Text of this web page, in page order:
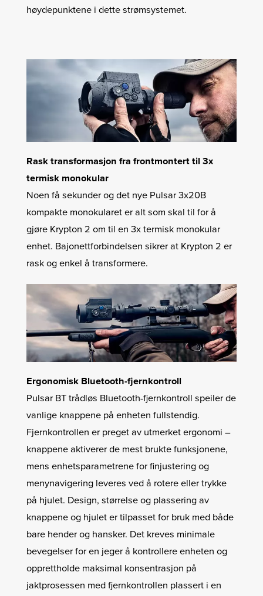
høydepunktene i dette strømsystemet.
Rask transformasjon fra frontmontert til 3x
termisk monokular
Noen få sekunder og det nye Pulsar 3x20B
kompakte monokularet er alt som skal til for å
gjøre Krypton 2 om til en 3x termisk monokular
enhet. Bajonettforbindelsen sikrer at Krypton 2 er
rask og enkel å transformere.
Ergonomisk Bluetooth-fjernkontroll
Pulsar BT trådløs Bluetooth-fjernkontroll speiler de
vanlige knappene på enheten fullstendig.
Fjernkontrollen er preget av utmerket ergonomi –
knappene aktiverer de mest brukte funksjonene,
mens enhetsparametrene for finjustering og
menynavigering leveres ved å rotere eller trykke
på hjulet. Design, størrelse og plassering av
knappene og hjulet er tilpasset for bruk med både
bare hender og hansker. Det kreves minimale
bevegelser for en jeger å kontrollere enheten og
opprettholde maksimal konsentrasjon på
jaktprosessen med fjernkontrollen plassert i en